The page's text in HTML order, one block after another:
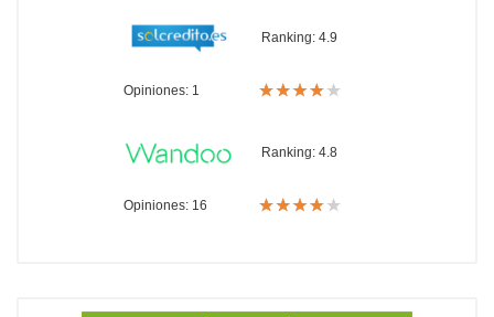
Ranking: 4.9
Opiniones: 1
Ranking: 4.8
Opiniones: 16